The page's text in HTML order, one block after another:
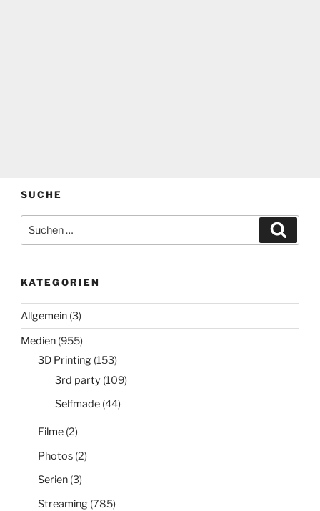
SUCHE
nach:
KATEGORIEN
Allgemein(3)
Medien(955)
3D Printing(153)
3rd party (109)
Selfmade(44)
Filme(2)
Photos(2)
Serien(3)
Streaming(785)